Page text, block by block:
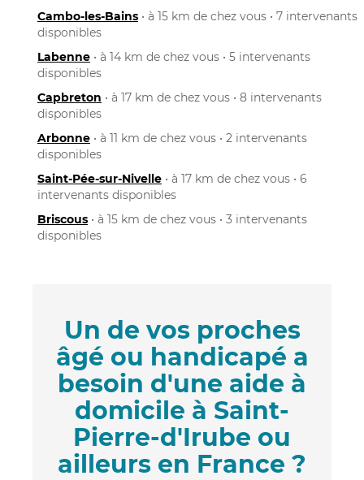
Cambo-les-Bains • à 15 km de chez vous • 7 intervenants
disponibles
Labenne • à 14 km de chez vous • 5 intervenants
disponibles
Capbreton • à 17 km de chez vous • 8 intervenants
disponibles
Arbonne • à 11 km de chez vous • 2 intervenants
disponibles
Saint-Pée-sur-Nivelle • à 17 km de chez vous • 6
intervenants disponibles
Briscous • à 15 km de chez vous • 3 intervenants
disponibles
Un de vos proches
âgé ou handicapé a
besoin d'une aide à
domicile à Saint-
Pierre-d'Irube ou
ailleurs en France ?